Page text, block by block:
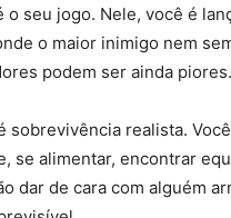
o seu jogo. Nele, você é
o maior inimigo nem
podem ser ainda piores.
sobrevivência realista.
se alimentar, encontrar
dar de cara com alguém